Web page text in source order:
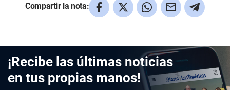
Compartir la nota:
¡Recibe las últimas noticias
en tus propias manos!